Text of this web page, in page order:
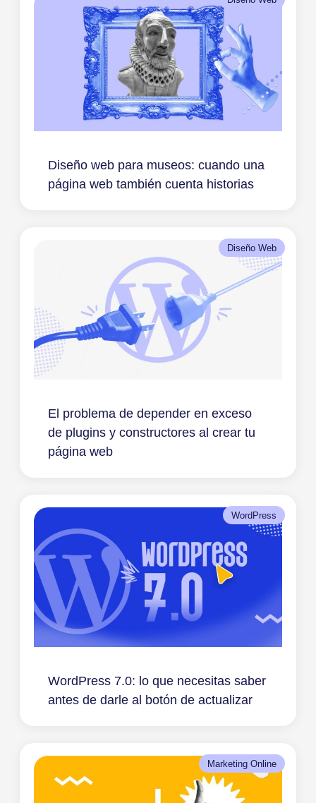
Diseño web para museos: cuando una
página web también cuenta historias
Diseño Web
El problema de depender en exceso
de plugins y constructores al crear tu
página web
WordPress
WordPress 7.0: lo que necesitas saber
antes de darle al botón de actualizar
Marketing Online